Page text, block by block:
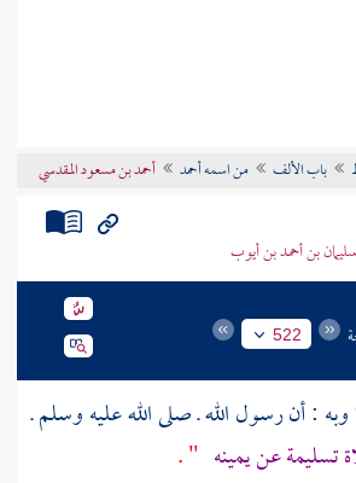
باب الألف من اسمه أحمد أحمد بن مسعود المقدسي
بن أحمد بن أيوب
522
974 وبه : أن رسول الله ـ صلى الله عليه وسلم ـ
تسليمة عن يمينه " .